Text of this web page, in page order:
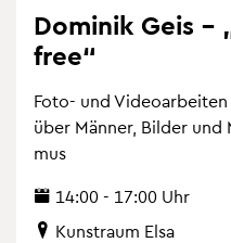
Do­mi­nik Geis –
free“
Foto- und
über Män­ner, Bil­der
mus
14:00 - 17:00 Uhr
Kunst­raum Elsa